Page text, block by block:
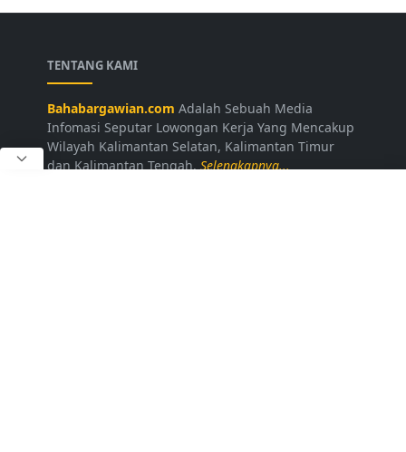
TENTANG KAMI
Bahabargawian.com Adalah Sebuah Media
Infomasi Seputar Lowongan Kerja Yang Mencakup
Wilayah Kalimantan Selatan, Kalimantan Timur
dan Kalimantan Tengah.Selengkapnya...